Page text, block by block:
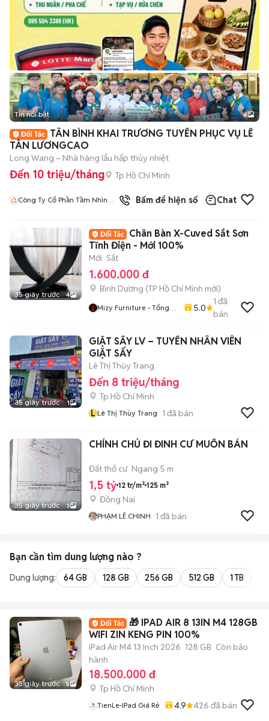
+2
Tin nổi bật 6
TÂN BÌNH KHAI TRƯƠNG TUYỂN PHỤC VỤ LỄ
TÂN LƯƠNGCAO
Long Wang – Nhà hàng lẩu hấp thủy nhiệt
Đến 10 triệu/tháng Tp Hồ Chí Minh
Công Ty Cổ Phần Tầm Nhìn
Bấm để hiện số Chat
35 giây trước 4
Chân Bàn X-Cuved Sắt Sơn
Tĩnh Điện - Mới 100%
Mới Sắt
1.600.000 đ
Bình Dương (TP Hồ Chí Minh mới)
Mizy Furniture - Tổng
5.0
1 đã
bán
35 giây trước 1
GIẶT SẤY LV – TUYỂN NHÂN VIÊN
GIẶT SẤY
Lê Thị Thùy Trang
Đến 8 triệu/tháng
Tp Hồ Chí Minh
L Lê Thị Thùy Trang 1 đã bán
35 giây trước 3
CHÍNH CHỦ ĐI ĐINH CƯ MUỐN BÁN
Đất thổ cư Ngang 5 m
1,5 tỷ 12 tr/m² 125 m²
Đồng Nai
PHẠM LÊ CHINH 1 đã bán
Bạn cần tìm dung lượng nào ?
Dung lượng: 64 GB 128 GB 256 GB 512 GB 1 TB
35 giây trước 5
🎁 IPAD AIR 8 13IN M4 128GB
WIFI ZIN KENG PIN 100%
iPad Air M4 13 Inch 2026 128 GB Còn bảo
hành
18.500.000 đ
Tp Hồ Chí Minh
TienLe-IPad Giá Rẻ 4.9 426 đã bán